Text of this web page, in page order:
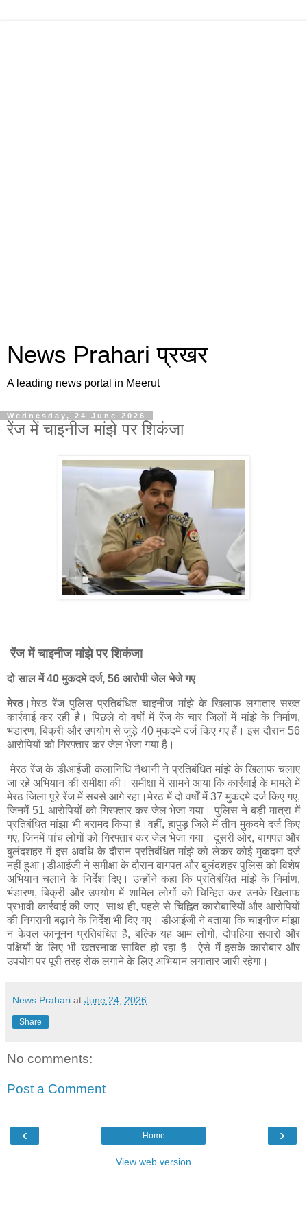
News Prahari प्रखर
A leading news portal in Meerut
Wednesday, 24 June 2026
रेंज में चाइनीज मांझे पर शिकंजा
रेंज में चाइनीज मांझे पर शिकंजा
दो साल में 40 मुकदमे दर्ज, 56 आरोपी जेल भेजे गए
मेरठ।मेरठ रेंज पुलिस प्रतिबंधित चाइनीज मांझे के खिलाफ लगातार सख्त
कार्रवाई कर रही है। पिछले दो वर्षों में रेंज के चार जिलों में मांझे के निर्माण,
भंडारण, बिक्री और उपयोग से जुड़े 40 मुकदमे दर्ज किए गए हैं। इस दौरान 56
आरोपियों को गिरफ्तार कर जेल भेजा गया है।
मेरठ रेंज के डीआईजी कलानिधि नैथानी ने प्रतिबंधित मांझे के खिलाफ चलाए
जा रहे अभियान की समीक्षा की। समीक्षा में सामने आया कि कार्रवाई के मामले में
मेरठ जिला पूरे रेंज में सबसे आगे रहा।मेरठ में दो वर्षों में 37 मुकदमे दर्ज किए गए,
जिनमें 51 आरोपियों को गिरफ्तार कर जेल भेजा गया। पुलिस ने बड़ी मात्रा में
प्रतिबंधित मांझा भी बरामद किया है।वहीं, हापुड़ जिले में तीन मुकदमे दर्ज किए
गए, जिनमें पांच लोगों को गिरफ्तार कर जेल भेजा गया। दूसरी ओर, बागपत और
बुलंदशहर में इस अवधि के दौरान प्रतिबंधित मांझे को लेकर कोई मुकदमा दर्ज
नहीं हुआ।डीआईजी ने समीक्षा के दौरान बागपत और बुलंदशहर पुलिस को विशेष
अभियान चलाने के निर्देश दिए। उन्होंने कहा कि प्रतिबंधित मांझे के निर्माण,
भंडारण, बिक्री और उपयोग में शामिल लोगों को चिन्हित कर उनके खिलाफ
प्रभावी कार्रवाई की जाए।साथ ही, पहले से चिह्नित कारोबारियों और आरोपियों
की निगरानी बढ़ाने के निर्देश भी दिए गए। डीआईजी ने बताया कि चाइनीज मांझा
न केवल कानूनन प्रतिबंधित है, बल्कि यह आम लोगों, दोपहिया सवारों और
पक्षियों के लिए भी खतरनाक साबित हो रहा है। ऐसे में इसके कारोबार और
उपयोग पर पूरी तरह रोक लगाने के लिए अभियान लगातार जारी रहेगा।
News Prahari at June 24, 2026
Share
No comments:
Post a Comment
‹ ›
Home
View web version